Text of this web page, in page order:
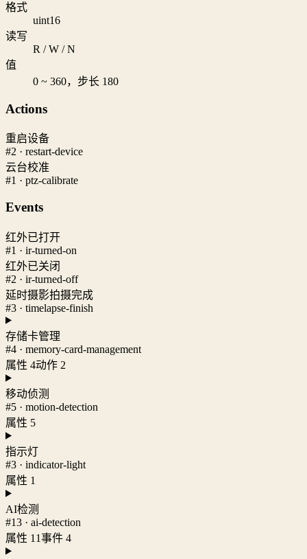
格式
uint16
读写
R / W / N
值
0 ~ 360，步长 180
Actions
重启设备
#2 · restart-device
云台校准
#1 · ptz-calibrate
Events
红外已打开
#1 · ir-turned-on
红外已关闭
#2 · ir-turned-off
延时摄影拍摄完成
#3 · timelapse-finish
存储卡管理
#4 · memory-card-management
属性 4动作 2
移动侦测
#5 · motion-detection
属性 5
指示灯
#3 · indicator-light
属性 1
AI检测
#13 · ai-detection
属性 11事件 4